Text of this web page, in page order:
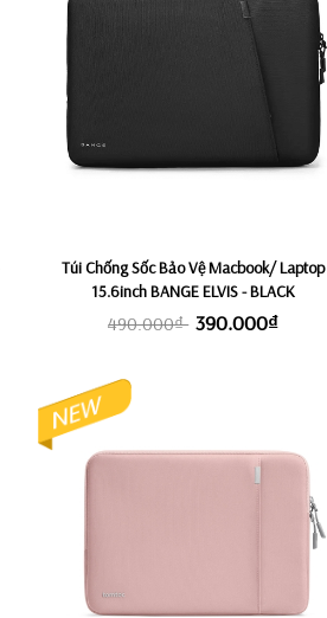
Túi Chống Sốc Bảo Vệ Macbook/ Laptop
15.6inch BANGE ELVIS - BLACK
490.000₫ 390.000₫